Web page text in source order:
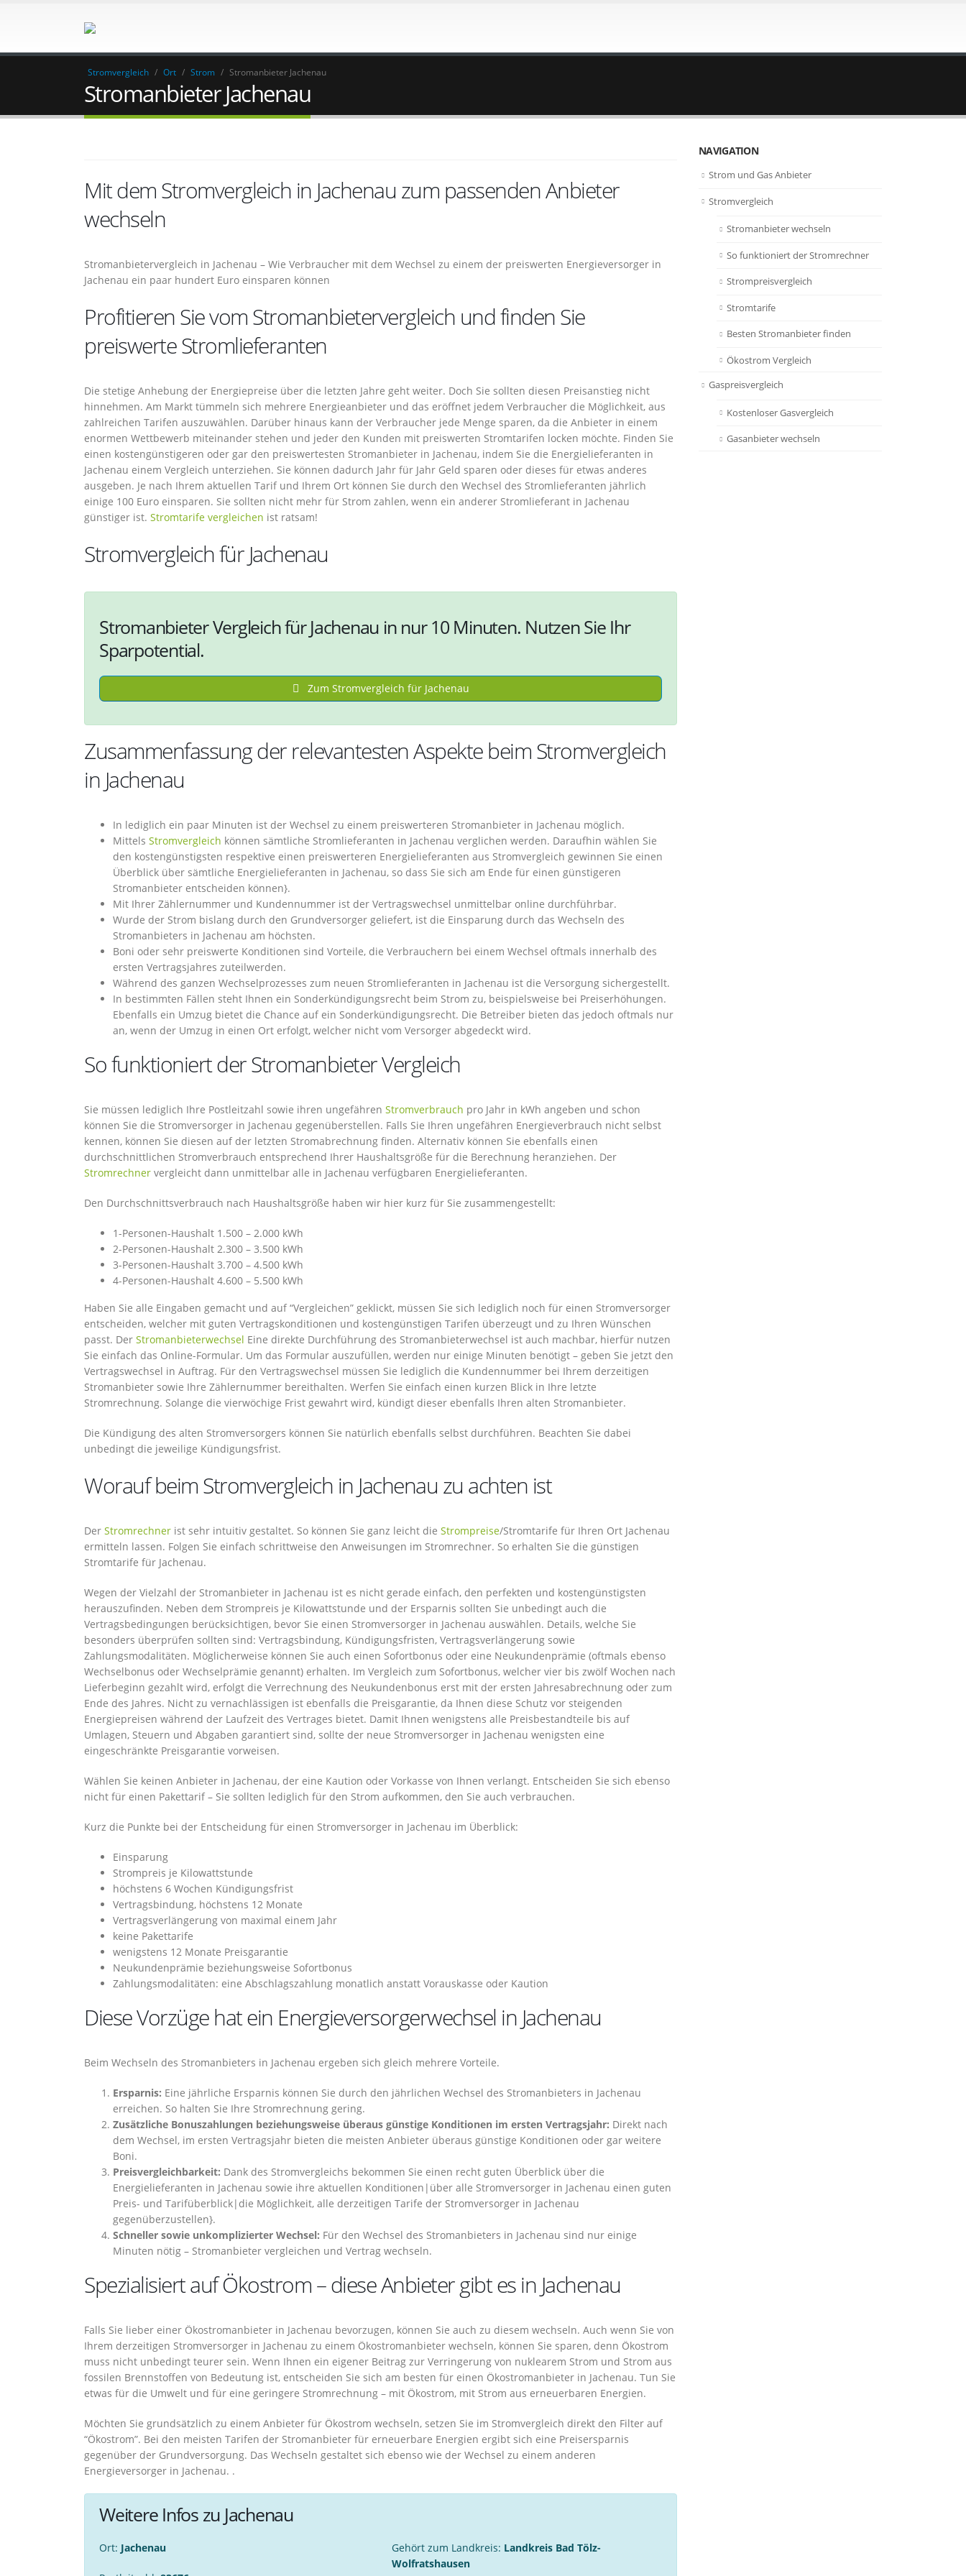
Stromvergleich / Ort / Strom / Stromanbieter Jachenau
Stromanbieter Jachenau
Mit dem Stromvergleich in Jachenau zum passenden Anbieter
wechseln
Stromanbietervergleich in Jachenau – Wie Verbraucher mit dem Wechsel zu einem der preiswerten Energieversorger in
Jachenau ein paar hundert Euro einsparen können
Profitieren Sie vom Stromanbietervergleich und finden Sie
preiswerte Stromlieferanten
Die stetige Anhebung der Energiepreise über die letzten Jahre geht weiter. Doch Sie sollten diesen Preisanstieg nicht
hinnehmen. Am Markt tümmeln sich mehrere Energieanbieter und das eröffnet jedem Verbraucher die Möglichkeit, aus
zahlreichen Tarifen auszuwählen. Darüber hinaus kann der Verbraucher jede Menge sparen, da die Anbieter in einem
enormen Wettbewerb miteinander stehen und jeder den Kunden mit preiswerten Stromtarifen locken möchte. Finden Sie
einen kostengünstigeren oder gar den preiswertesten Stromanbieter in Jachenau, indem Sie die Energielieferanten in
Jachenau einem Vergleich unterziehen. Sie können dadurch Jahr für Jahr Geld sparen oder dieses für etwas anderes
ausgeben. Je nach Ihrem aktuellen Tarif und Ihrem Ort können Sie durch den Wechsel des Stromlieferanten jährlich
einige 100 Euro einsparen. Sie sollten nicht mehr für Strom zahlen, wenn ein anderer Stromlieferant in Jachenau
günstiger ist. Stromtarife vergleichen ist ratsam!
Stromvergleich für Jachenau
Stromanbieter Vergleich für Jachenau in nur 10 Minuten. Nutzen Sie Ihr
Sparpotential.
Zum Stromvergleich für Jachenau
Zusammenfassung der relevantesten Aspekte beim Stromvergleich
in Jachenau
In lediglich ein paar Minuten ist der Wechsel zu einem preiswerteren Stromanbieter in Jachenau möglich.
Mittels Stromvergleich können sämtliche Stromlieferanten in Jachenau verglichen werden. Daraufhin wählen Sie
den kostengünstigsten respektive einen preiswerteren Energielieferanten aus Stromvergleich gewinnen Sie einen
Überblick über sämtliche Energielieferanten in Jachenau, so dass Sie sich am Ende für einen günstigeren
Stromanbieter entscheiden können}.
Mit Ihrer Zählernummer und Kundennummer ist der Vertragswechsel unmittelbar online durchführbar.
Wurde der Strom bislang durch den Grundversorger geliefert, ist die Einsparung durch das Wechseln des
Stromanbieters in Jachenau am höchsten.
Boni oder sehr preiswerte Konditionen sind Vorteile, die Verbrauchern bei einem Wechsel oftmals innerhalb des
ersten Vertragsjahres zuteilwerden.
Während des ganzen Wechselprozesses zum neuen Stromlieferanten in Jachenau ist die Versorgung sichergestellt.
In bestimmten Fällen steht Ihnen ein Sonderkündigungsrecht beim Strom zu, beispielsweise bei Preiserhöhungen.
Ebenfalls ein Umzug bietet die Chance auf ein Sonderkündigungsrecht. Die Betreiber bieten das jedoch oftmals nur
an, wenn der Umzug in einen Ort erfolgt, welcher nicht vom Versorger abgedeckt wird.
So funktioniert der Stromanbieter Vergleich
Sie müssen lediglich Ihre Postleitzahl sowie ihren ungefähren Stromverbrauch pro Jahr in kWh angeben und schon
können Sie die Stromversorger in Jachenau gegenüberstellen. Falls Sie Ihren ungefähren Energieverbrauch nicht selbst
kennen, können Sie diesen auf der letzten Stromabrechnung finden. Alternativ können Sie ebenfalls einen
durchschnittlichen Stromverbrauch entsprechend Ihrer Haushaltsgröße für die Berechnung heranziehen. Der
Stromrechner vergleicht dann unmittelbar alle in Jachenau verfügbaren Energielieferanten.
Den Durchschnittsverbrauch nach Haushaltsgröße haben wir hier kurz für Sie zusammengestellt:
1-Personen-Haushalt 1.500 – 2.000 kWh
2-Personen-Haushalt 2.300 – 3.500 kWh
3-Personen-Haushalt 3.700 – 4.500 kWh
4-Personen-Haushalt 4.600 – 5.500 kWh
Haben Sie alle Eingaben gemacht und auf “Vergleichen” geklickt, müssen Sie sich lediglich noch für einen Stromversorger
entscheiden, welcher mit guten Vertragskonditionen und kostengünstigen Tarifen überzeugt und zu Ihren Wünschen
passt. Der Stromanbieterwechsel Eine direkte Durchführung des Stromanbieterwechsel ist auch machbar, hierfür nutzen
Sie einfach das Online-Formular. Um das Formular auszufüllen, werden nur einige Minuten benötigt – geben Sie jetzt den
Vertragswechsel in Auftrag. Für den Vertragswechsel müssen Sie lediglich die Kundennummer bei Ihrem derzeitigen
Stromanbieter sowie Ihre Zählernummer bereithalten. Werfen Sie einfach einen kurzen Blick in Ihre letzte
Stromrechnung. Solange die vierwöchige Frist gewahrt wird, kündigt dieser ebenfalls Ihren alten Stromanbieter.
Die Kündigung des alten Stromversorgers können Sie natürlich ebenfalls selbst durchführen. Beachten Sie dabei
unbedingt die jeweilige Kündigungsfrist.
Worauf beim Stromvergleich in Jachenau zu achten ist
Der Stromrechner ist sehr intuitiv gestaltet. So können Sie ganz leicht die Strompreise/Stromtarife für Ihren Ort Jachenau
ermitteln lassen. Folgen Sie einfach schrittweise den Anweisungen im Stromrechner. So erhalten Sie die günstigen
Stromtarife für Jachenau.
Wegen der Vielzahl der Stromanbieter in Jachenau ist es nicht gerade einfach, den perfekten und kostengünstigsten
herauszufinden. Neben dem Strompreis je Kilowattstunde und der Ersparnis sollten Sie unbedingt auch die
Vertragsbedingungen berücksichtigen, bevor Sie einen Stromversorger in Jachenau auswählen. Details, welche Sie
besonders überprüfen sollten sind: Vertragsbindung, Kündigungsfristen, Vertragsverlängerung sowie
Zahlungsmodalitäten. Möglicherweise können Sie auch einen Sofortbonus oder eine Neukundenprämie (oftmals ebenso
Wechselbonus oder Wechselprämie genannt) erhalten. Im Vergleich zum Sofortbonus, welcher vier bis zwölf Wochen nach
Lieferbeginn gezahlt wird, erfolgt die Verrechnung des Neukundenbonus erst mit der ersten Jahresabrechnung oder zum
Ende des Jahres. Nicht zu vernachlässigen ist ebenfalls die Preisgarantie, da Ihnen diese Schutz vor steigenden
Energiepreisen während der Laufzeit des Vertrages bietet. Damit Ihnen wenigstens alle Preisbestandteile bis auf
Umlagen, Steuern und Abgaben garantiert sind, sollte der neue Stromversorger in Jachenau wenigsten eine
eingeschränkte Preisgarantie vorweisen.
Wählen Sie keinen Anbieter in Jachenau, der eine Kaution oder Vorkasse von Ihnen verlangt. Entscheiden Sie sich ebenso
nicht für einen Pakettarif – Sie sollten lediglich für den Strom aufkommen, den Sie auch verbrauchen.
Kurz die Punkte bei der Entscheidung für einen Stromversorger in Jachenau im Überblick:
Einsparung
Strompreis je Kilowattstunde
höchstens 6 Wochen Kündigungsfrist
Vertragsbindung, höchstens 12 Monate
Vertragsverlängerung von maximal einem Jahr
keine Pakettarife
wenigstens 12 Monate Preisgarantie
Neukundenprämie beziehungsweise Sofortbonus
Zahlungsmodalitäten: eine Abschlagszahlung monatlich anstatt Vorauskasse oder Kaution
Diese Vorzüge hat ein Energieversorgerwechsel in Jachenau
Beim Wechseln des Stromanbieters in Jachenau ergeben sich gleich mehrere Vorteile.
Ersparnis: Eine jährliche Ersparnis können Sie durch den jährlichen Wechsel des Stromanbieters in Jachenau
erreichen. So halten Sie Ihre Stromrechnung gering.
Zusätzliche Bonuszahlungen beziehungsweise überaus günstige Konditionen im ersten Vertragsjahr: Direkt nach
dem Wechsel, im ersten Vertragsjahr bieten die meisten Anbieter überaus günstige Konditionen oder gar weitere
Boni.
Preisvergleichbarkeit: Dank des Stromvergleichs bekommen Sie einen recht guten Überblick über die
Energielieferanten in Jachenau sowie ihre aktuellen Konditionen|über alle Stromversorger in Jachenau einen guten
Preis- und Tarifüberblick|die Möglichkeit, alle derzeitigen Tarife der Stromversorger in Jachenau
gegenüberzustellen}.
Schneller sowie unkomplizierter Wechsel: Für den Wechsel des Stromanbieters in Jachenau sind nur einige
Minuten nötig – Stromanbieter vergleichen und Vertrag wechseln.
Spezialisiert auf Ökostrom – diese Anbieter gibt es in Jachenau
Falls Sie lieber einer Ökostromanbieter in Jachenau bevorzugen, können Sie auch zu diesem wechseln. Auch wenn Sie von
Ihrem derzeitigen Stromversorger in Jachenau zu einem Ökostromanbieter wechseln, können Sie sparen, denn Ökostrom
muss nicht unbedingt teurer sein. Wenn Ihnen ein eigener Beitrag zur Verringerung von nuklearem Strom und Strom aus
fossilen Brennstoffen von Bedeutung ist, entscheiden Sie sich am besten für einen Ökostromanbieter in Jachenau. Tun Sie
etwas für die Umwelt und für eine geringere Stromrechnung – mit Ökostrom, mit Strom aus erneuerbaren Energien.
Möchten Sie grundsätzlich zu einem Anbieter für Ökostrom wechseln, setzen Sie im Stromvergleich direkt den Filter auf
“Ökostrom”. Bei den meisten Tarifen der Stromanbieter für erneuerbare Energien ergibt sich eine Preisersparnis
gegenüber der Grundversorgung. Das Wechseln gestaltet sich ebenso wie der Wechsel zu einem anderen
Energieversorger in Jachenau. .
Weitere Infos zu Jachenau
Ort: Jachenau Gehört zum Landkreis: Landkreis Bad Tölz-
Wolfratshausen
NAVIGATION
Strom und Gas Anbieter
Stromvergleich
Stromanbieter wechseln
So funktioniert der Stromrechner
Strompreisvergleich
Stromtarife
Besten Stromanbieter finden
Ökostrom Vergleich
Gaspreisvergleich
Kostenloser Gasvergleich
Gasanbieter wechseln